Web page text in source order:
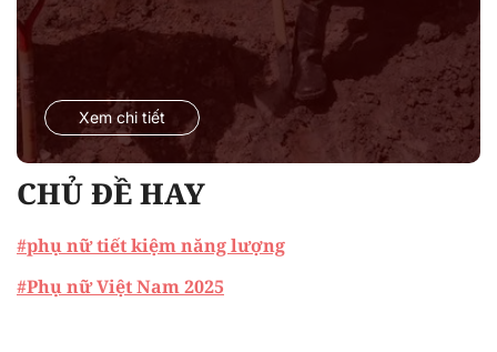
Xem chi tiết
CHỦ ĐỀ HAY
#phụ nữ tiết kiệm năng lượng
#Phụ nữ Việt Nam 2025